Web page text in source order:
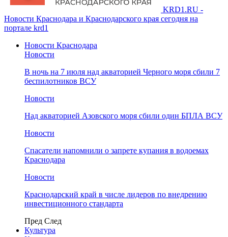
KRD1.RU -
Новости Краснодара и Краснодарского края сегодня на
портале krd1
Новости Краснодара
Новости
В ночь на 7 июля над акваторией Черного моря сбили 7
беспилотников ВСУ
Новости
Над акваторией Азовского моря сбили один БПЛА ВСУ
Новости
Спасатели напомнили о запрете купания в водоемах
Краснодара
Новости
Краснодарский край в числе лидеров по внедрению
инвестиционного стандарта
Пред След
Культура